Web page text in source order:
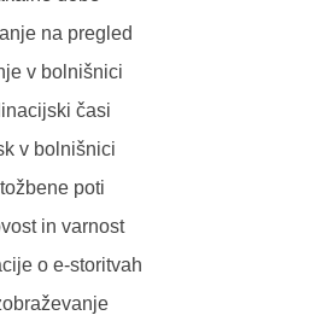
na pregled
v bolnišnici
časi
v bolnišnici
poti
in varnost
o e-storitvah